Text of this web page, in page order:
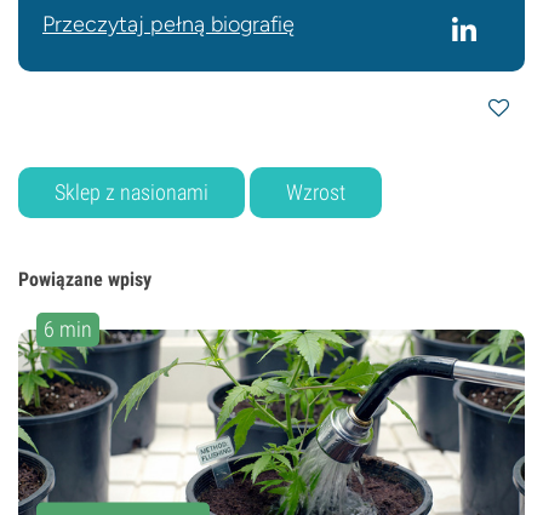
Przeczytaj pełną biografię
Sklep z nasionami Wzrost
Powiązane wpisy
6 min